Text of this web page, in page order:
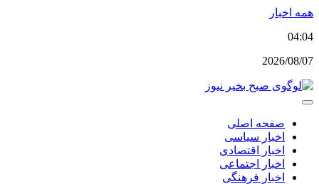
پرش
محتوا
همه اخبار
04:04
2026/08/07
صفحه اصلی
اخبار سیاسی
اخبار اقتصادی
اخبار اجتماعی
اخبار فرهنگی